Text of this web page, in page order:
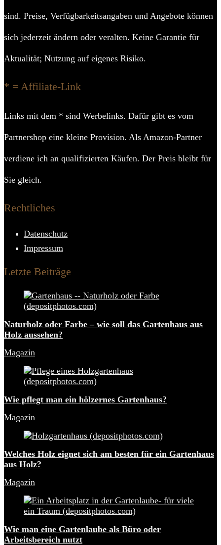
sind. Preise, Verfügbarkeitsangaben und Angebote können
sich jederzeit ändern oder veralten. Keine Garantie für
Aktualität; Nutzung auf eigenes Risiko.
* = Affiliate-Link
Links mit dem * sind Werbelinks. Dafür gibt es vom
Partnershop eine kleine Provision. Als Amazon-Partner
verdiene ich an qualifizierten Käufen. Der Preis bleibt für
Sie gleich.
Rechtliches
Datenschutz
Impressum
Letzte Beiträge
Naturholz oder Farbe – wie soll das Gartenhaus aus
Holz aussehen?
Magazin
Wie pflegt man ein hölzernes Gartenhaus?
Magazin
Welches Holz eignet sich am besten für ein Gartenhaus
aus Holz?
Magazin
Wie man eine Gartenlaube als Büro oder
Arbeitsbereich nutzt